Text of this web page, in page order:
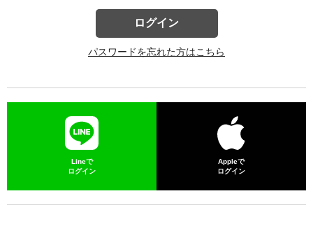
ログイン
パスワードを忘れた方はこちら
Lineで
ログイン
Appleで
ログイン